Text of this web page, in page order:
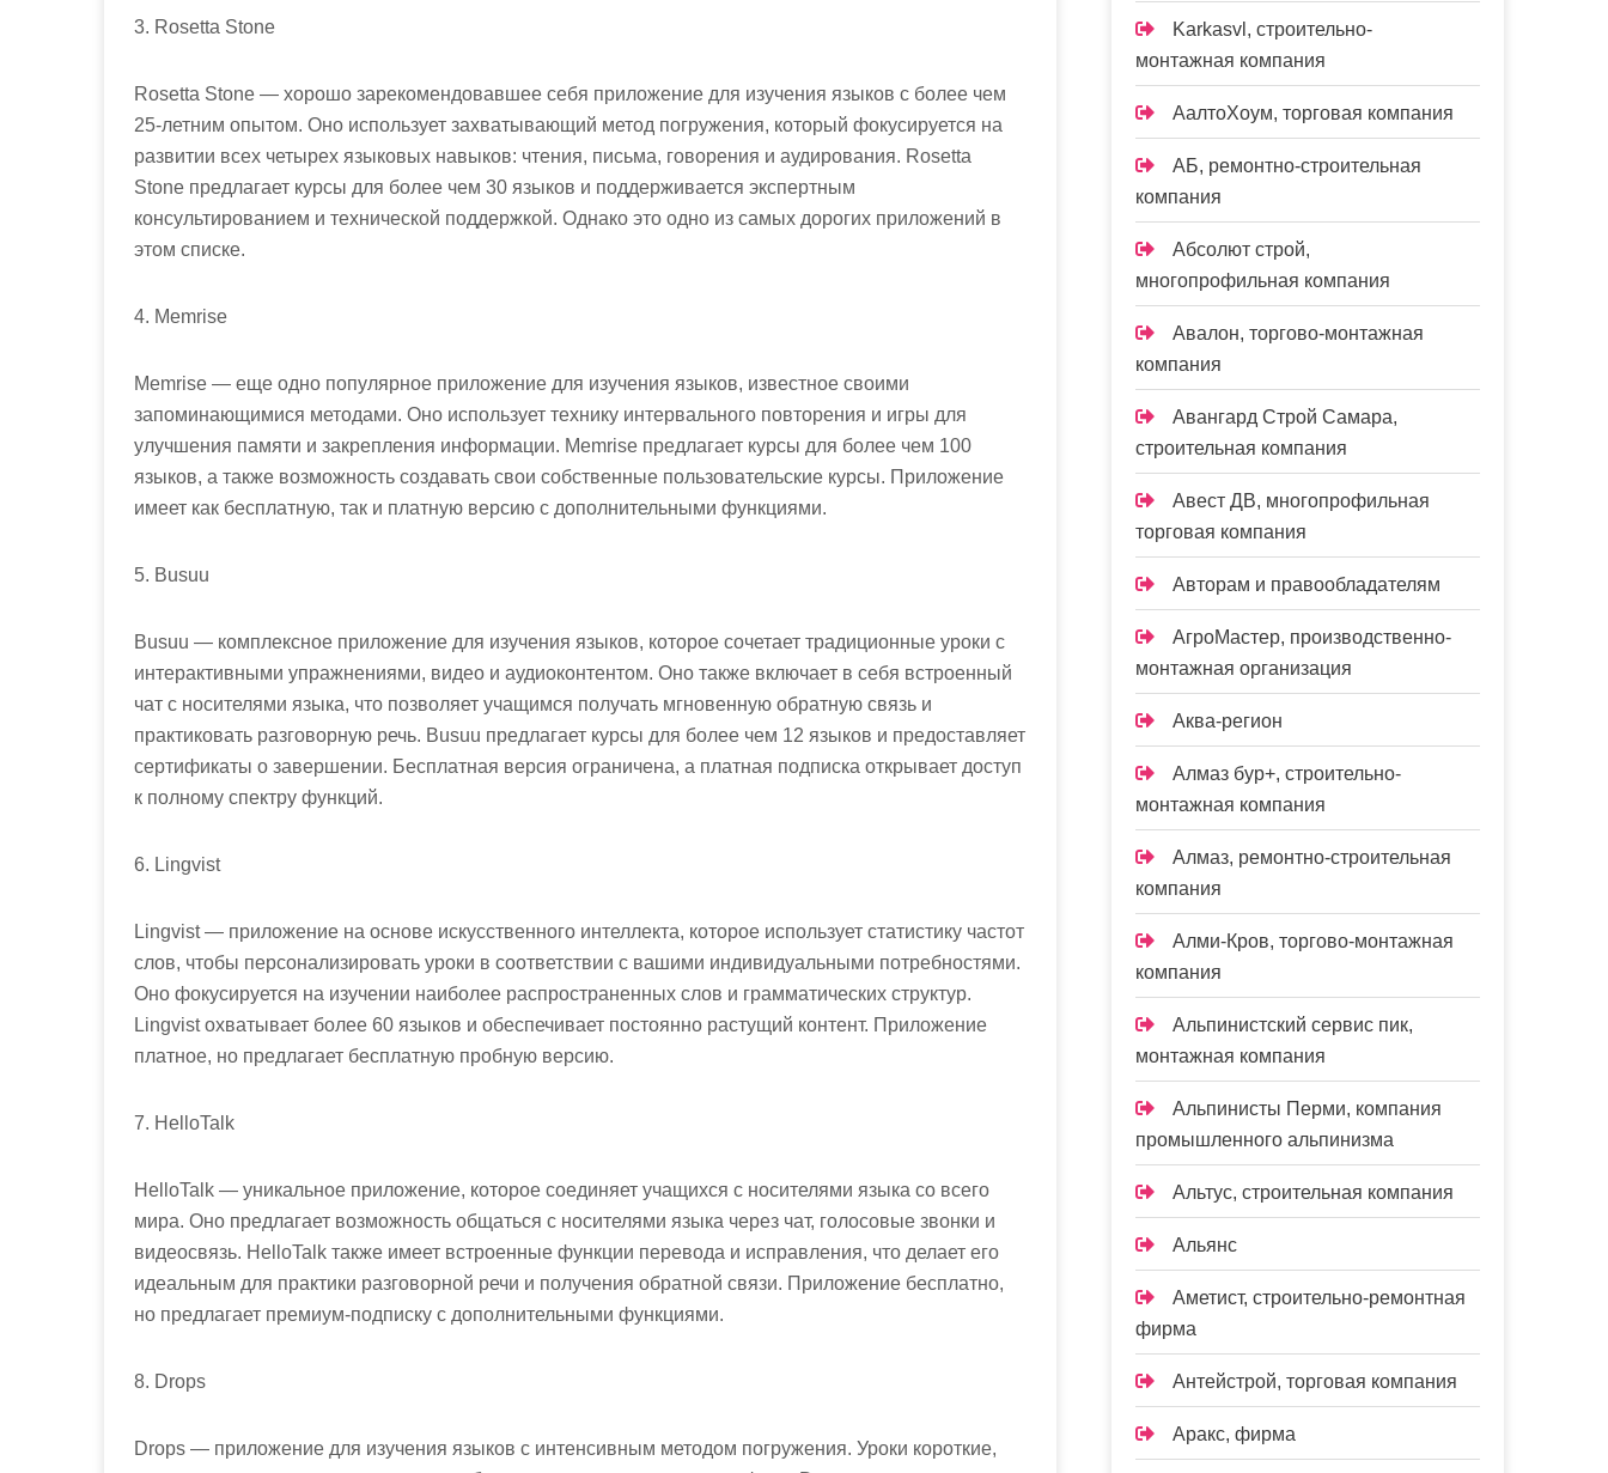
3. Rosetta Stone
Rosetta Stone — хорошо зарекомендовавшее себя приложение для изучения языков с более чем
25-летним опытом. Оно использует захватывающий метод погружения, который фокусируется на
развитии всех четырех языковых навыков: чтения, письма, говорения и аудирования. Rosetta
Stone предлагает курсы для более чем 30 языков и поддерживается экспертным
консультированием и технической поддержкой. Однако это одно из самых дорогих приложений в
этом списке.
4. Memrise
Memrise — еще одно популярное приложение для изучения языков, известное своими
запоминающимися методами. Оно использует технику интервального повторения и игры для
улучшения памяти и закрепления информации. Memrise предлагает курсы для более чем 100
языков, а также возможность создавать свои собственные пользовательские курсы. Приложение
имеет как бесплатную, так и платную версию с дополнительными функциями.
5. Busuu
Busuu — комплексное приложение для изучения языков, которое сочетает традиционные уроки с
интерактивными упражнениями, видео и аудиоконтентом. Оно также включает в себя встроенный
чат с носителями языка, что позволяет учащимся получать мгновенную обратную связь и
практиковать разговорную речь. Busuu предлагает курсы для более чем 12 языков и предоставляет
сертификаты о завершении. Бесплатная версия ограничена, а платная подписка открывает доступ
к полному спектру функций.
6. Lingvist
Lingvist — приложение на основе искусственного интеллекта, которое использует статистику частот
слов, чтобы персонализировать уроки в соответствии с вашими индивидуальными потребностями.
Оно фокусируется на изучении наиболее распространенных слов и грамматических структур.
Lingvist охватывает более 60 языков и обеспечивает постоянно растущий контент. Приложение
платное, но предлагает бесплатную пробную версию.
7. HelloTalk
HelloTalk — уникальное приложение, которое соединяет учащихся с носителями языка со всего
мира. Оно предлагает возможность общаться с носителями языка через чат, голосовые звонки и
видеосвязь. HelloTalk также имеет встроенные функции перевода и исправления, что делает его
идеальным для практики разговорной речи и получения обратной связи. Приложение бесплатно,
но предлагает премиум-подписку с дополнительными функциями.
8. Drops
Drops — приложение для изучения языков с интенсивным методом погружения. Уроки короткие,
Karkasvl, строительно-
монтажная компания
АалтоХоум, торговая компания
АБ, ремонтно-строительная
компания
Абсолют строй,
многопрофильная компания
Авалон, торгово-монтажная
компания
Авангард Строй Самара,
строительная компания
Авест ДВ, многопрофильная
торговая компания
Авторам и правообладателям
АгроМастер, производственно-
монтажная организация
Аква-регион
Алмаз бур+, строительно-
монтажная компания
Алмаз, ремонтно-строительная
компания
Алми-Кров, торгово-монтажная
компания
Альпинистский сервис пик,
монтажная компания
Альпинисты Перми, компания
промышленного альпинизма
Альтус, строительная компания
Альянс
Аметист, строительно-ремонтная
фирма
Антейстрой, торговая компания
Аракс, фирма